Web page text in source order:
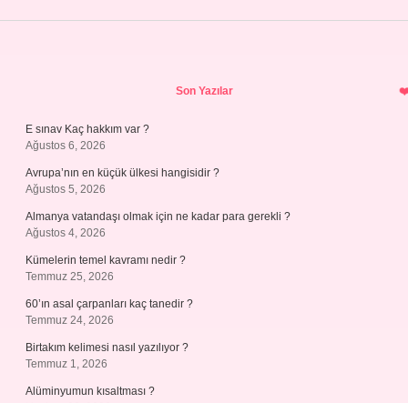
Son Yazılar
E sınav Kaç hakkım var ?
Ağustos 6, 2026
Avrupa’nın en küçük ülkesi hangisidir ?
Ağustos 5, 2026
Almanya vatandaşı olmak için ne kadar para gerekli ?
Ağustos 4, 2026
Kümelerin temel kavramı nedir ?
Temmuz 25, 2026
60’ın asal çarpanları kaç tanedir ?
Temmuz 24, 2026
Birtakım kelimesi nasıl yazılıyor ?
Temmuz 1, 2026
Alüminyumun kısaltması ?